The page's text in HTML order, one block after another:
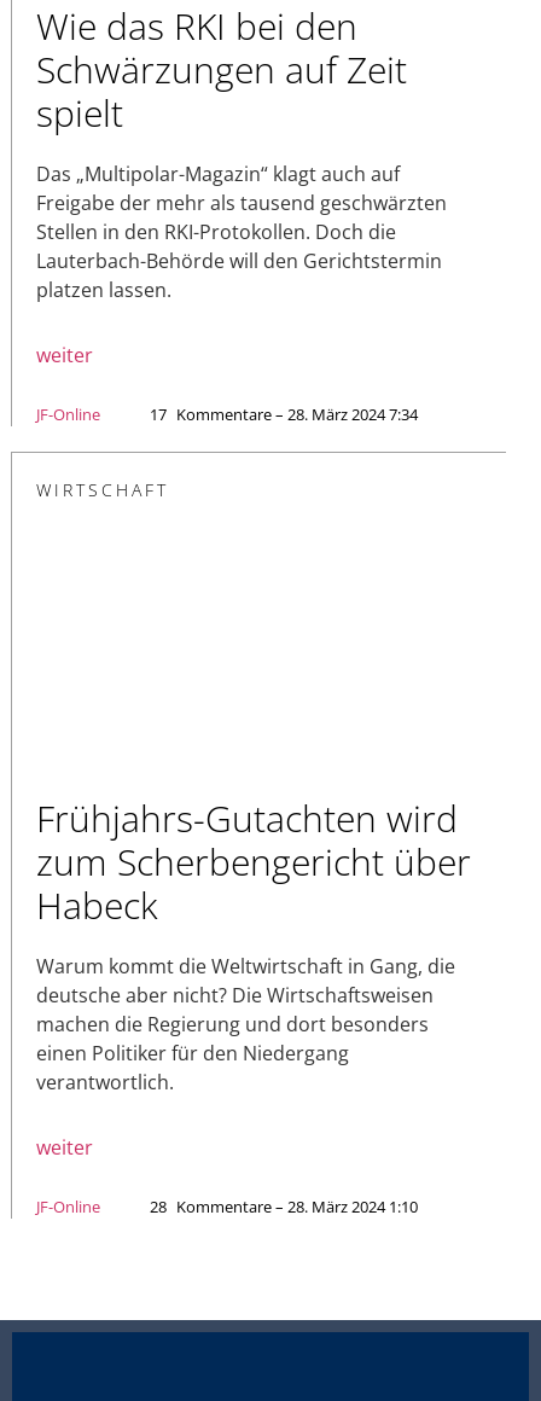
Wie das RKI bei den
Schwärzungen auf Zeit
spielt
Das „Multipolar-Magazin“ klagt auch auf
Freigabe der mehr als tausend geschwärzten
Stellen in den RKI-Protokollen. Doch die
Lauterbach-Behörde will den Gerichtstermin
platzen lassen.
weiter
JF-Online 17 Kommentare – 28. März 2024 7:34
WIRTSCHAFT
Frühjahrs-Gutachten wird
zum Scherbengericht über
Habeck
Warum kommt die Weltwirtschaft in Gang, die
deutsche aber nicht? Die Wirtschaftsweisen
machen die Regierung und dort besonders
einen Politiker für den Niedergang
verantwortlich.
weiter
JF-Online 28 Kommentare – 28. März 2024 1:10